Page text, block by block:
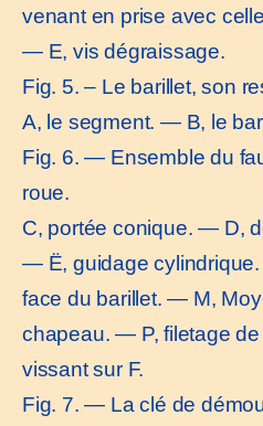
venant en prise avec
— E, vis dégraissage.
Fig. 5. – Le barillet, son
A, le segment. — B, le
Fig. 6. — Ensemble du
roue.
C, portée conique. — D,
— Ë, guidage
face du barillet. — M,
chapeau. — P, filetage de
vissant sur F.
Fig. 7. — La clé de